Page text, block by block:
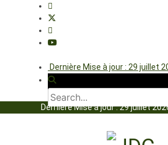
Dernière Mise à jour : 29 juillet
Dernière Mise à jour : 29 juillet